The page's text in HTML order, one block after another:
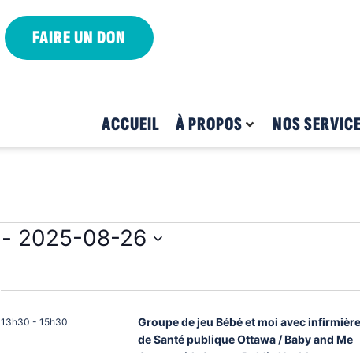
FAIRE UN DON
ACCUEIL À PROPOS NOS
- 2025-08-26
13h30 - 15h30
Groupe de jeu Bébé et moi avec infirmière
de Santé publique Ottawa / Baby and Me